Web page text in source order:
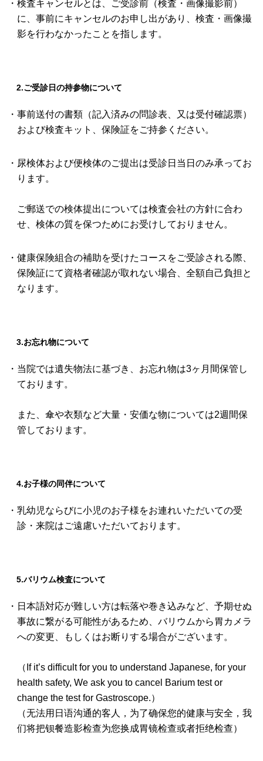
・検査キャンセルとは、ご受診前（検査・画像撮影前）
に、事前にキャンセルのお申し出があり、検査・画像撮
影を行わなかったことを指します。
2.ご受診日の持参物について
・事前送付の書類（記入済みの問診表、又は受付確認票）
および検査キット、保険証をご持参ください。
・尿検体および便検体のご提出は受診日当日のみ承ってお
ります。
ご郵送での検体提出については検査会社の方針に合わ
せ、検体の質を保つためにお受けしておりません。
・健康保険組合の補助を受けたコースをご受診される際、
保険証にて資格者確認が取れない場合、全額自己負担と
なります。
3.お忘れ物について
・当院では遺失物法に基づき、お忘れ物は3ヶ月間保管し
ております。
また、傘や衣類など大量・安価な物については2週間保
管しております。
4.お子様の同伴について
・乳幼児ならびに小児のお子様をお連れいただいての受
診・来院はご遠慮いただいております。
5.バリウム検査について
・日本語対応が難しい方は転落や巻き込みなど、予期せぬ
事故に繋がる可能性があるため、バリウムから胃カメラ
への変更、もしくはお断りする場合がございます。
（If it’s difficult for you to understand Japanese, for your
health safety, We ask you to cancel Barium test or
change the test for Gastroscope.）
（无法用日语沟通的客人，为了确保您的健康与安全，我
们将把钡餐造影检查为您换成胃镜检查或者拒绝检查）